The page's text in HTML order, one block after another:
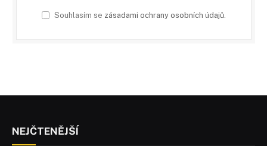
Souhlasím se zásadami ochrany osobních údajů
NEJČTENĚJŠÍ